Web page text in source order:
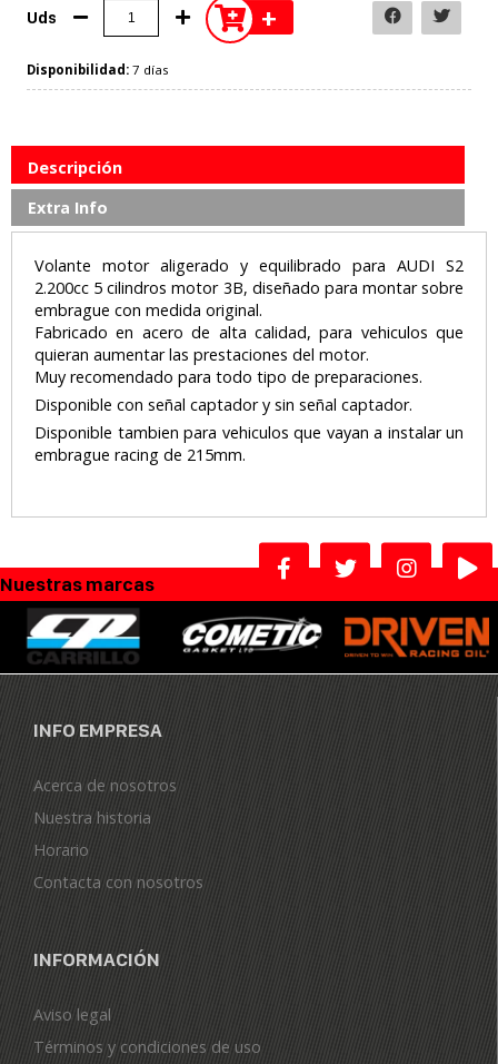
Uds +
Disponibilidad: 7 días
Descripción
Extra Info
Volante motor aligerado y equilibrado para AUDI S2
2.200cc 5 cilindros motor 3B, diseñado para montar sobre
embrague con medida original.
Fabricado en acero de alta calidad, para vehiculos que
quieran aumentar las prestaciones del motor.
Muy recomendado para todo tipo de preparaciones.
Disponible con señal captador y sin señal captador.
Disponible tambien para vehiculos que vayan a instalar un
embrague racing de 215mm.
Nuestras marcas
INFO EMPRESA
Acerca de nosotros
Nuestra historia
Horario
Contacta con nosotros
INFORMACIÓN
Aviso legal
Términos y condiciones de uso